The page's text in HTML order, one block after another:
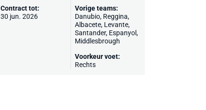
Contract tot:
30 jun. 2026
Vorige teams:
Danubio, Reggina,
Albacete, Levante,
Santander, Espanyol,
Middlesbrough
Voorkeur voet:
Rechts